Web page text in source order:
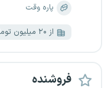
پاره وقت
از ۲۰ میلیون تومان
فروشنده